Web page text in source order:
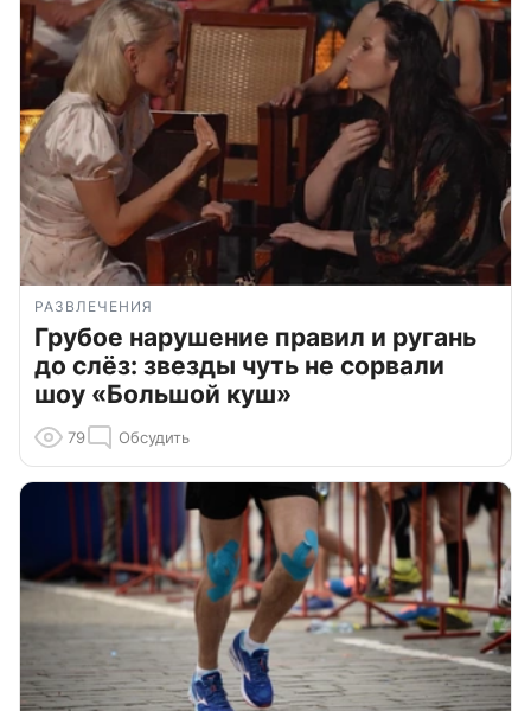
РАЗВЛЕЧЕНИЯ
Грубое нарушение правил и ругань
до слёз: звезды чуть не сорвали
шоу «Большой куш»
79 Обсудить